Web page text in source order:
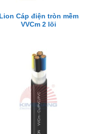
Lion Cáp điện tròn mềm
VVCm 2 lõi